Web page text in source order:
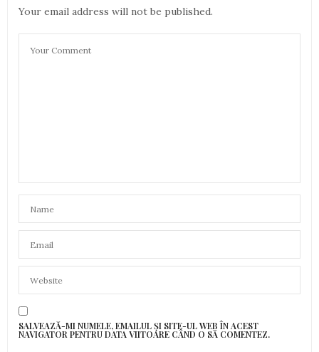
Your email address will not be published.
SALVEAZĂ-MI NUMELE, EMAILUL ȘI SITE-UL WEB ÎN ACEST
NAVIGATOR PENTRU DATA VIITOARE CÂND O SĂ COMENTEZ.